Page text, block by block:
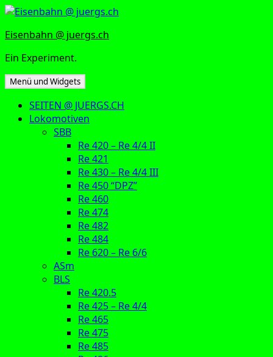
Zum
springen
Eisenbahn @ juergs.ch
Ein Experiment.
Menü und Widgets
SEITEN @ JUERGS.CH
Lokomotiven
SBB
Re 420 – Re 4/4 II
Re 421
Re 430 – Re 4/4 III
Re 450 “DPZ”
Re 460
Re 474
Re 482
Re 484
Re 620 – Re 6/6
ASm
BLS
Re 420.5
Re 425 – Re 4/4
Re 465
Re 475
Re 485